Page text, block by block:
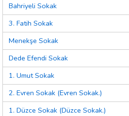
Bahriyeli Sokak
3. Fatih Sokak
Menekşe Sokak
Dede Efendi Sokak
1. Umut Sokak
2. Evren Sokak (Evren Sokak.)
1. Düzce Sokak (Düzce Sokak.)